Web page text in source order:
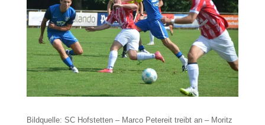
Bildquelle: SC Hofstetten – Marco Petereit treibt an – Moritz